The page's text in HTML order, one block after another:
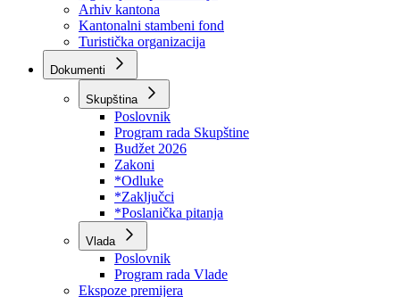
BPK šume
RTV BPK
Agencija za privatizaciju
Arhiv kantona
Kantonalni stambeni fond
Turistička organizacija
Dokumenti
Skupština
Poslovnik
Program rada Skupštine
Budžet 2026
Zakoni
*Odluke
*Zaključci
*Poslanička pitanja
Vlada